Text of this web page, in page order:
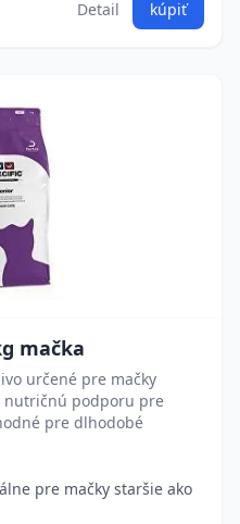
Detail kúpiť
mačka
určené pre mačky
nutričnú podporu pre
pre dlhodobé
pre mačky staršie ako